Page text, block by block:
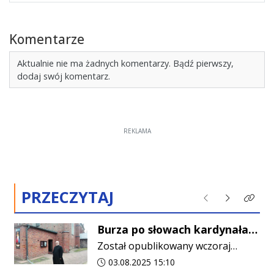
Komentarze
Aktualnie nie ma żadnych komentarzy. Bądź pierwszy,
dodaj swój komentarz.
REKLAMA
PRZECZYTAJ Poprzednie
NastępneKliknij
Burza po słowach kardynała
Krajewskiego. Proboszcz z
Gołymina opublikował list
otwarty
Został opublikowany wczoraj
późnym wieczorem, a już
Data dodania artykułu:
03.08.2025 15:10